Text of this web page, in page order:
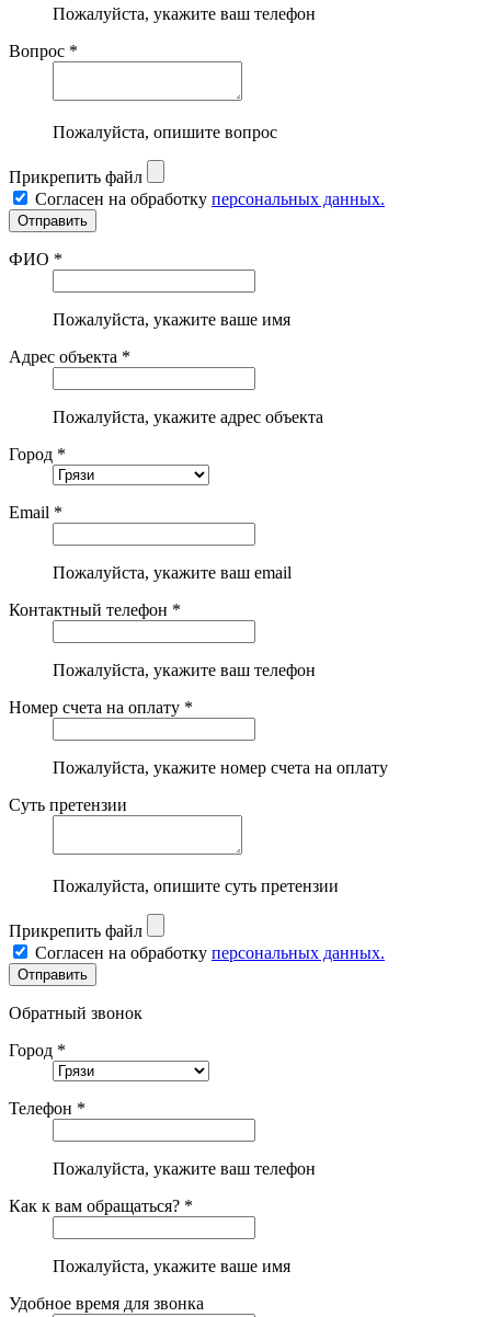
Пожалуйста, укажите ваш телефон
Вопрос *
Пожалуйста, опишите вопрос
Прикрепить файл
Согласен на обработку персональных данных.
ФИО *
Пожалуйста, укажите ваше имя
Адрес объекта *
Пожалуйста, укажите адрес объекта
Город *
Email *
Пожалуйста, укажите ваш email
Контактный телефон *
Пожалуйста, укажите ваш телефон
Номер счета на оплату *
Пожалуйста, укажите номер счета на оплату
Суть претензии
Пожалуйста, опишите суть претензии
Прикрепить файл
Согласен на обработку персональных данных.
Обратный звонок
Город *
Телефон *
Пожалуйста, укажите ваш телефон
Как к вам обращаться? *
Пожалуйста, укажите ваше имя
Удобное время для звонка